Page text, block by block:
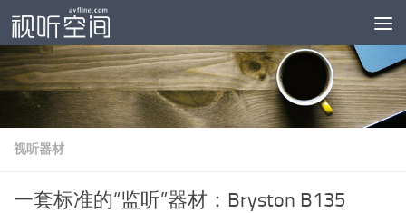
跳至内容
视听器材
一套标准的“监听”器材：Bryston B135